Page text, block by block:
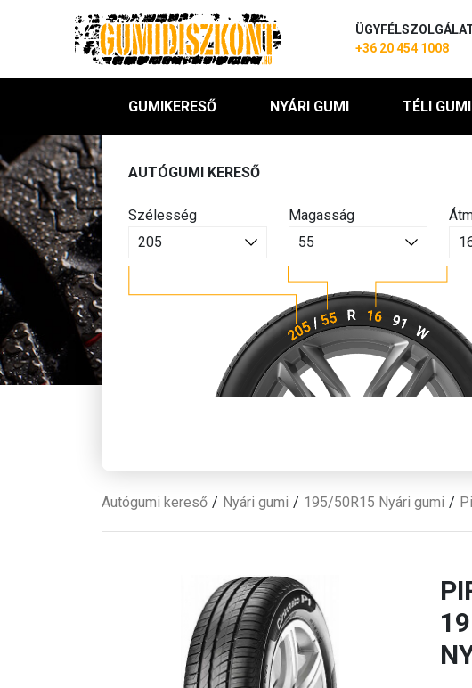
+36 20 454 1008
GUMIKERESŐ NYÁRI GUMI TÉLI GUMI
AUTÓGUMI KERESŐ
Szélesség Magasság
Autógumi kereső Nyári gumi 195/50R15 Nyári gumi